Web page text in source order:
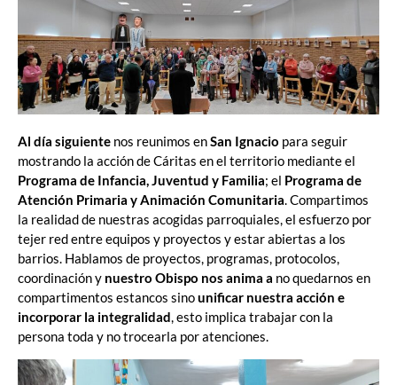
Al día siguiente nos reunimos enSan Ignacio para seguir
mostrando la acción de Cáritas en el territorio mediante el
Programa de Infancia, Juventud y Familia; el Programa de
Atención Primaria y Animación Comunitaria. Compartimos
la realidad de nuestras acogidas parroquiales, el esfuerzo por
tejer red entre equipos y proyectos y estar abiertas a los
barrios. Hablamos de proyectos, programas, protocolos,
coordinación y nuestro Obispo nos anima a no quedarnos en
compartimentos estancos sinounificar nuestra acción e
incorporar la integralidad, esto implica trabajar con la
persona toda y no trocearla por atenciones.